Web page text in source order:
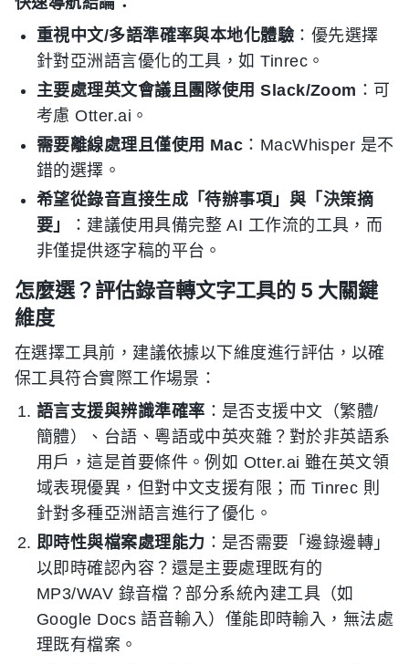
重視中文/多語準確率與本地化體驗 ：優先選擇
針對亞洲語言優化的工具，如 Tinrec。
主要處理英文會議且團隊使用 Slack/Zoom ：可
考慮 Otter.ai。
需要離線處理且僅使用 Mac ：MacWhisper 是不
錯的選擇。
希望從錄音直接生成「待辦事項」與「決策摘
要」
：建議使用具備完整 AI 工作流的工具，而
非僅提供逐字稿的平台。
怎麼選？評估錄音轉文字工具的 5 大關鍵
維度
在選擇工具前，建議依據以下維度進行評估，以確
保工具符合實際工作場景：
語言支援與辨識準確率 ：是否支援中文（繁體/
簡體）、台語、粵語或中英夾雜？對於非英語系
用戶，這是首要條件。例如 Otter.ai 雖在英文領
域表現優異，但對中文支援有限；而 Tinrec 則
針對多種亞洲語言進行了優化。
即時性與檔案處理能力 ：是否需要「邊錄邊轉」
以即時確認內容？還是主要處理既有的
MP3/WAV 錄音檔？部分系統內建工具（如
Google Docs 語音輸入）僅能即時輸入，無法處
理既有檔案。